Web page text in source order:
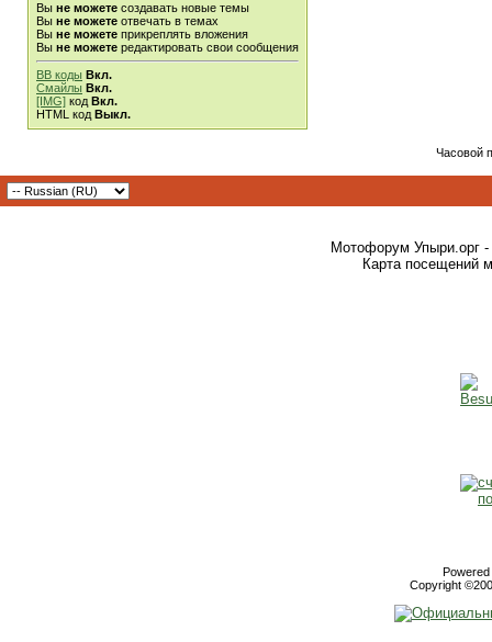
Вы не можете создавать новые темы
Вы не можете отвечать в темах
Вы не можете прикреплять вложения
Вы не можете редактировать свои сообщения
BB коды Вкл.
Смайлы Вкл.
[IMG] код Вкл.
HTML код Выкл.
Часовой
Мотофорум Упыри.орг -
Карта посещений
Copyright